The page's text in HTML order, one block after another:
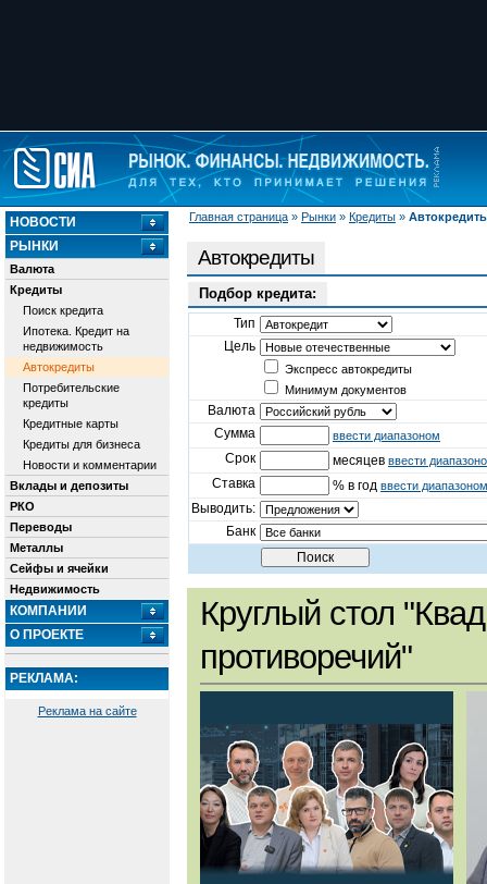
Главная страница » Рынки » Кредиты »
НОВОСТИ
РЫНКИ
Валюта
Кредиты
Поиск кредита
Ипотека. Кредит на
недвижимость
Автокредиты
Потребительские
кредиты
Кредитные карты
Кредиты для бизнеса
Новости и комментарии
Вклады и депозиты
РКО
Переводы
Металлы
Сейфы и ячейки
Недвижимость
КОМПАНИИ
О ПРОЕКТЕ
РЕКЛАМА:
Реклама на сайте
Автокредиты
Подбор кредита:
Тип
Цель
Экспресс автокредиты
Минимум документов
Валюта
Сумма
ввести диапазоном
Срок месяцев ввести
Ставка % в год ввести диапазоном
Выводить:
Банк
Круглый стол
противоречий"